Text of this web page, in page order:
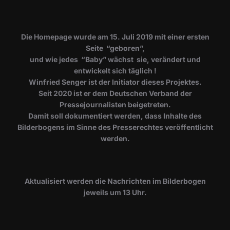
Die Homepage wurde am 15. Juli 2019 mit einer ersten
Seite “geboren”,
und wie jedes “Baby” wächst sie, verändert und
entwickelt sich täglich !
Winfried Senger ist der Initiator dieses Projektes.
Seit 2020 ist er dem Deutschen Verband der
Pressejournalisten beigetreten.
Damit soll dokumentiert werden, dass Inhalte des
Bilderbogens im Sinne des Presserechtes veröffentlicht
werden.
​Aktualisiert werden die Nachrichten im Bilderbogen
jeweils um 13 Uhr.